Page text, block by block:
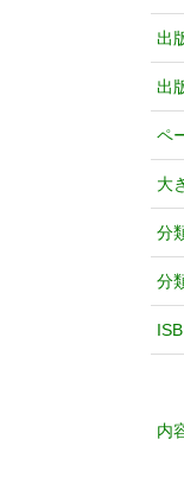
出
出
ペ
大
分
分
内